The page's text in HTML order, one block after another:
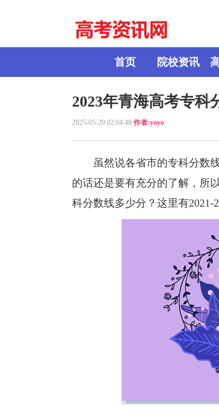
首页 院校资讯
2023年青海高考专科
2025-05-29 02:04:48 作者:yoyo
虽然说各省市的专科分数线
的话还是要有充分的了解，所
科分数线多少分？这里有2021-